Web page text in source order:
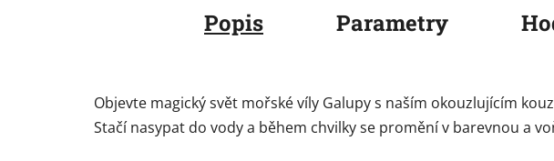
Popis Parametry
Objevte magický svět mořské víly Galupy s naším okouzlujícím
Stačí nasypat do vody a během chvilky se promění v barevnou a